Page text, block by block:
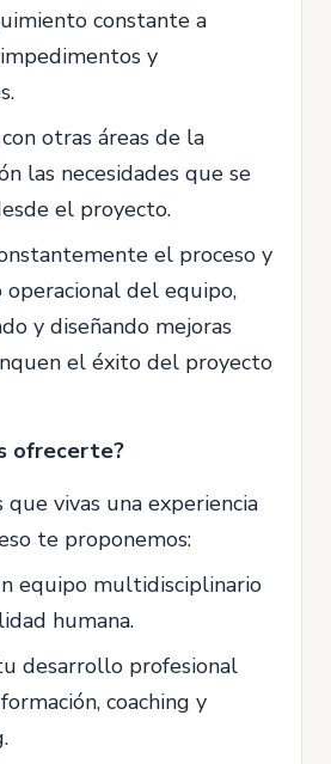
constante a
y
otras áreas de la
las necesidades que se
el proyecto.
el proceso y
del equipo,
y diseñando mejoras
el éxito del proyecto
ofrecerte?
que vivas una experiencia
te proponemos:
equipo multidisciplinario
humana.
desarrollo profesional
coaching y